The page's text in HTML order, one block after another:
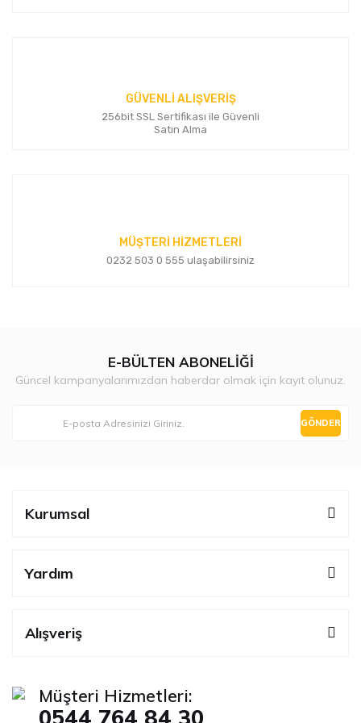
GÜVENLİ ALIŞVERİŞ
256bit SSL Sertifikası ile Güvenli
Satın Alma
MÜŞTERİ HİZMETLERİ
0232 503 0 555 ulaşabilirsiniz
E-BÜLTEN ABONELİĞİ
Güncel kampanyalarımızdan haberdar olmak için kayıt olunuz.
GÖNDER
Kurumsal
Yardım
Alışveriş
Müşteri Hizmetleri:
0544 764 84 30